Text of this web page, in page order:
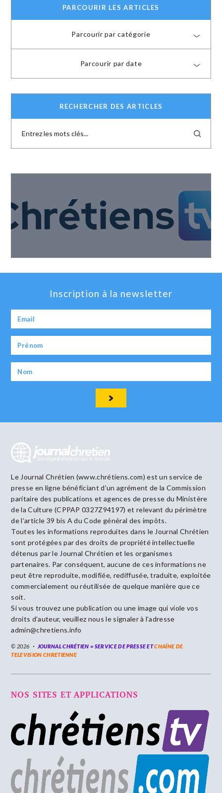
PARCOURIR LES ARTICLES
Parcourir par catégorie
Parcourir par date
RECHERCHER DES ARTICLES
Inscription à la newsletter
Le Journal Chrétien (www.chrétiens.com) est un service de
presse en ligne bénéficiant d’un agrément de la Commission
paritaire des publications et agences de presse du Ministère
de la Culture (CPPAP 0327Z94197) et relevant du périmètre
de l’article 39 bis A du Code général des impôts.
Toutes les informations reproduites dans le Journal Chrétien
sont protégées par des droits de propriété intellectuelle
détenus par le Journal Chrétien et les organismes
partenaires. Par conséquent, aucune de ces informations ne
peut être reproduite, modifiée, rediffusée, traduite, exploitée
commercialement ou réutilisée de quelque manière que ce
soit.
Si vous trouvez une publication ou une image qui viole vos
droits d’auteur, veuillez nous le signaler à l’adresse
admin@chretiens.info
© 2026 JOURNAL CHRÉTIEN = SERVICE DE PRESSE ETCHAÎNE DE
TELEVISION CHRETIENNE
NOS SITES ET APPLICATIONS